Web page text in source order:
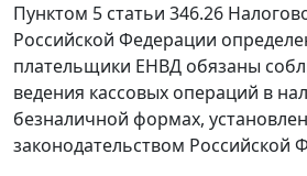
Пунктом 5 статьи 346.26
Российской Федерации
плательщики ЕНВД обязаны
ведения кассовых операций в
безналичной формах,
законодательством Российской